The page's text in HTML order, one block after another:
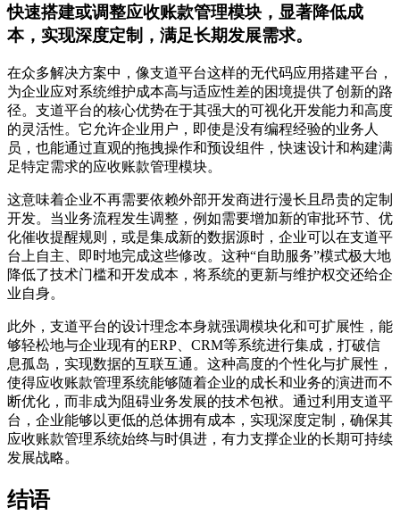
快速搭建或调整应收账款管理模块，显著降低成
本，实现深度定制，满足长期发展需求。
在众多解决方案中，像支道平台这样的无代码应用搭建平台，
为企业应对系统维护成本高与适应性差的困境提供了创新的路
径。支道平台的核心优势在于其强大的可视化开发能力和高度
的灵活性。它允许企业用户，即使是没有编程经验的业务人
员，也能通过直观的拖拽操作和预设组件，快速设计和构建满
足特定需求的应收账款管理模块。
这意味着企业不再需要依赖外部开发商进行漫长且昂贵的定制
开发。当业务流程发生调整，例如需要增加新的审批环节、优
化催收提醒规则，或是集成新的数据源时，企业可以在支道平
台上自主、即时地完成这些修改。这种“自助服务”模式极大地
降低了技术门槛和开发成本，将系统的更新与维护权交还给企
业自身。
此外，支道平台的设计理念本身就强调模块化和可扩展性，能
够轻松地与企业现有的ERP、CRM等系统进行集成，打破信
息孤岛，实现数据的互联互通。这种高度的个性化与扩展性，
使得应收账款管理系统能够随着企业的成长和业务的演进而不
断优化，而非成为阻碍业务发展的技术包袱。通过利用支道平
台，企业能够以更低的总体拥有成本，实现深度定制，确保其
应收账款管理系统始终与时俱进，有力支撑企业的长期可持续
发展战略。
结语